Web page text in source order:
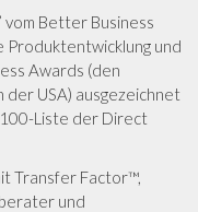
vom Better Business
Produktentwicklung und
Awards (den
USA) ausgezeichnet
Liste der Direct
Transfer Factor™,
und